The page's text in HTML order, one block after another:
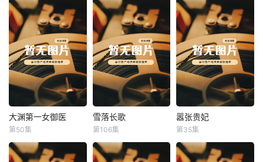
大渊第一女御医
大渊第一女御医
第50集
雪落长歌
雪落长歌
第106集
嚣张贵妃
嚣张贵妃
第35集